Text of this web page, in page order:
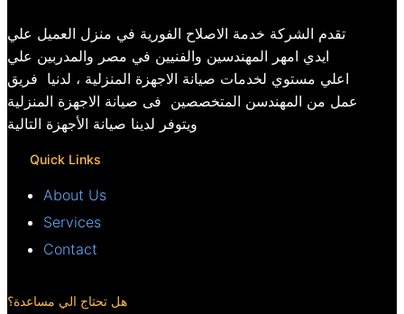
تقدم الشركة خدمة الاصلاح الفورية في منزل العميل علي
ايدي امهر المهندسين والفنيين في مصر والمدربين علي
اعلي مستوي لخدمات صيانة الاجهزة المنزلية ، لدنيا فريق
عمل من المهندسن المتخصصين فى صيانة الاجهزة المنزلية
ويتوفر لدينا صيانة الأجهزة التالية
Quick Links
About Us
Services
Contact
هل تحتاج الي مساعدة؟